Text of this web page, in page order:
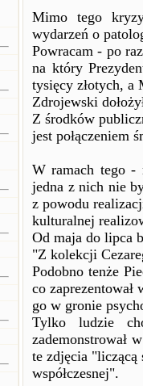
Mimo tego
wydarzeń o
Powracam - po
na który
tysięcy złotych, a
Zdrojewski
Z środków
jest połączeniem
W ramach tego -
jedna z nich nie
z powodu
kulturalnej
Od maja do lipca
"Z kolekcji
Podobno tenże
co
go w gronie
Tylko ludzie
zademonstrował
te zdjęcia
współczesnej".